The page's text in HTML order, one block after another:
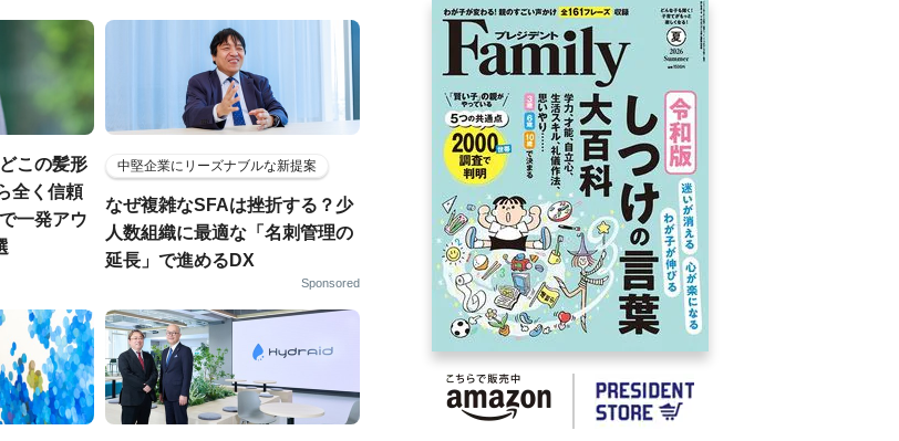
この髪形
全く信頼
一発アウ
中堅企業にリーズナブルな新提案
なぜ複雑なSFAは挫折する？少
人数組織に最適な「名刺管理の
延長」で進めるDX
Sponsored